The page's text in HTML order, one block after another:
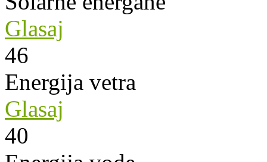
Glasaj
46
Energija vetra
Glasaj
40